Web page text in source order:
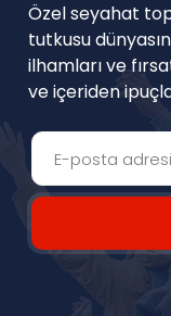
Özel seyahat
tutkusu
ilhamları ve
ve içeriden